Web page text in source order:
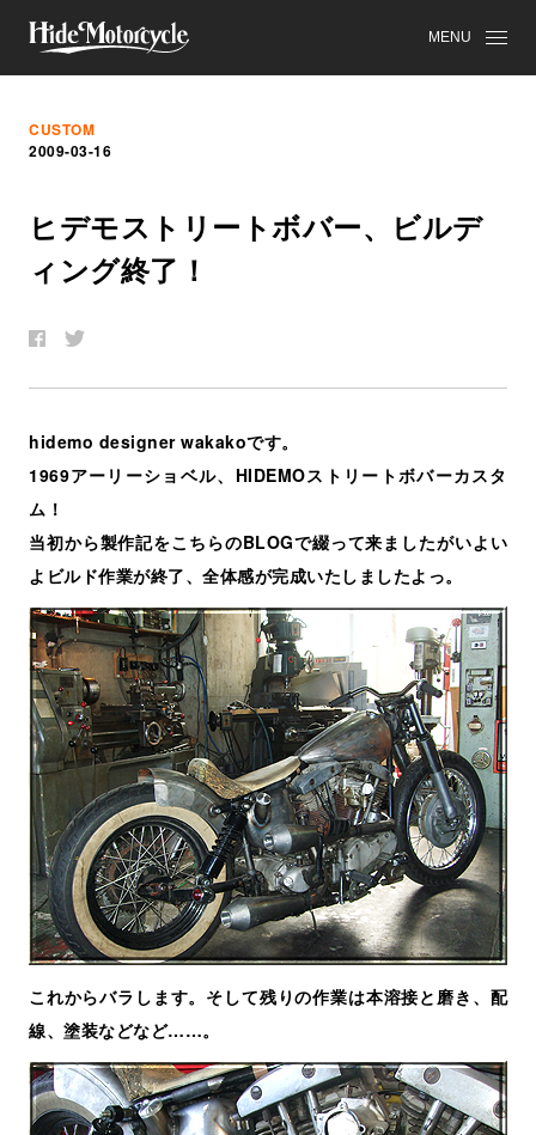
MENU
CUSTOM
2009-03-16
ヒデモス ト リ ー トボバー、 ビルデ
ィ ング終了 ！
hidemo designer wakakoです。
1969アーリーショベル、HIDEMOストリートボバーカスタ
ム！
当初から製作記をこちらのBLOGで綴って来ましたがいよい
よビルド作業が終了、全体感が完成いたしましたよっ。
これからバラします。そして残りの作業は本溶接と磨き、配
線、塗装などなど……。